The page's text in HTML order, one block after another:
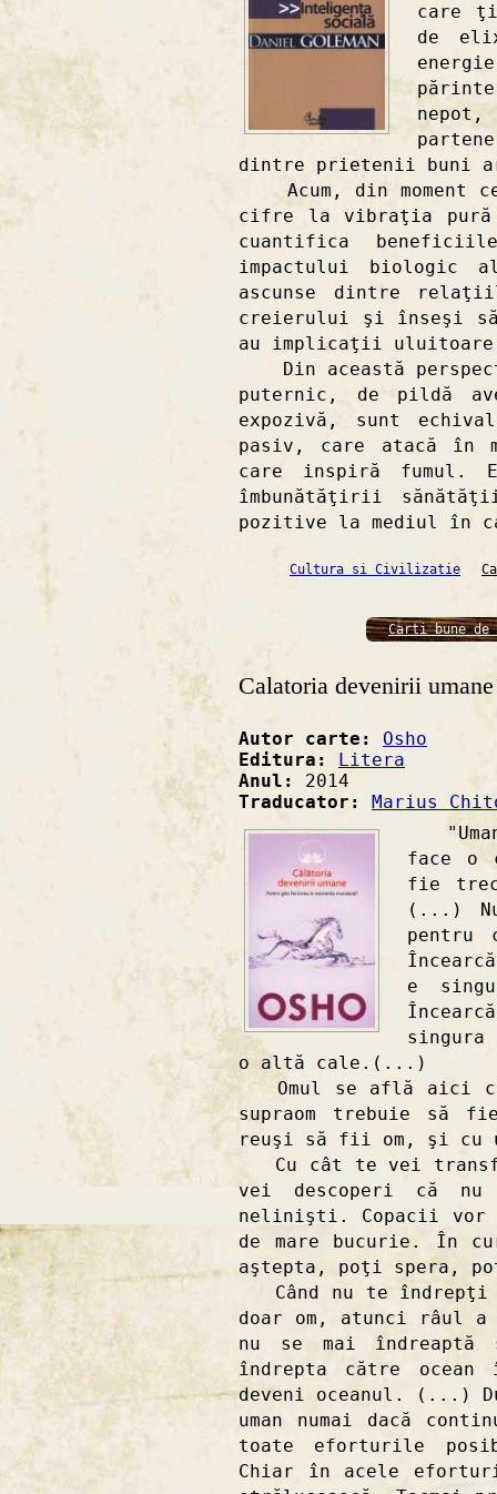
care
de
dintre prietenii buni
Acum, din moment ce
cifre la vibraţia
cuantifica
impactului biologic
ascunse dintre
creierului şi înseşi
au implicaţii
Din această
puternic, de pildă
expozivă, sunt
pasiv, care atacă în
care inspiră fumul.
îmbunătăţirii
pozitive la mediul în
Cultura si Civilizatie
Carti bune
Calatoria devenirii umane
Autor carte: Osho
Editura: Litera
Anul: 2014
Traducator: Marius
face o
fie
(...)
pentru
e
o altă cale.(...)
Omul se află aici ca
supraom trebuie să
reuşi să fii om, şi cu
Cu cât te vei
vei descoperi că
nelinişti. Copacii vor
de mare bucurie. În
aştepta, poţi spera,
Când nu te
doar om, atunci râul
nu se mai îndreaptă
îndrepta către ocean
deveni oceanul. (...)
uman numai dacă
toate eforturile
Chiar în acele